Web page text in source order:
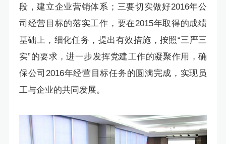
段，建立企业营销体系；三要切实做好2016年公
司经营目标的落实工作，要在2015年取得的成绩
基础上，细化任务，提出有效措施，按照“三严三
实”的要求，进一步发挥党建工作的凝聚作用，确
保公司2016年经营目标任务的圆满完成，实现员
工与企业的共同发展。